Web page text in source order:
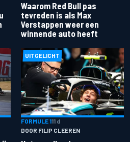
Waarom Red Bull pas
tevreden is als Max
Verstappen weer een
winnende auto heeft
UITGELICHT
FORMULE 111 d
DOOR FILIP CLEEREN